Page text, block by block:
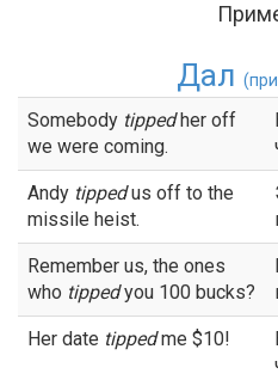
Дал
Somebody tippedher off
we were coming.
Andy tippedus off to the
missile heist.
Remember us, the ones
who tippedyou 100 bucks?
Her date tippedme $10!